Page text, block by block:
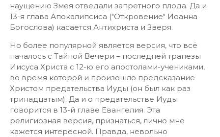
наущению Змея отведали запретного плода. Да и
13-я глава Апокалипсиса ("Откровение" Иоанна
Богослова) касается Антихриста и Зверя.
Но более популярной является версия, что всё
началось с Тайной Вечери – последней трапезы
Иисуса Христа с 12-ю его апостолами-учениками,
во время которой и произошло предсказание
Христом предательства Иуды (он был как раз
тринадцатым). Да и о предательстве Иуды
говорится в 13-й главе Евангелия. Эта
религиозная версия, признаться, лично мне
кажется интересной. Правда, невольно